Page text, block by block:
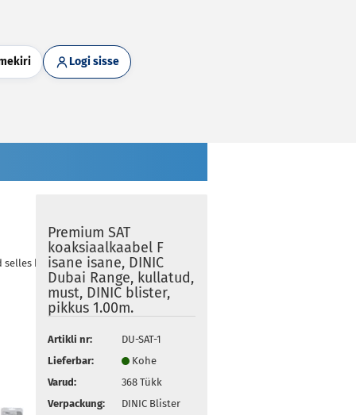
Logi sisse
kategoorias
Premium SAT
koaksiaalkaabel F
isane isane, DINIC
Dubai Range, kullatud,
must, DINIC blister,
pikkus 1.00m.
Artikli nr:
DU-SAT-1
Lieferbar:
Kohe
Varud:
368 Tükk
Verpackung:
DINIC Blister